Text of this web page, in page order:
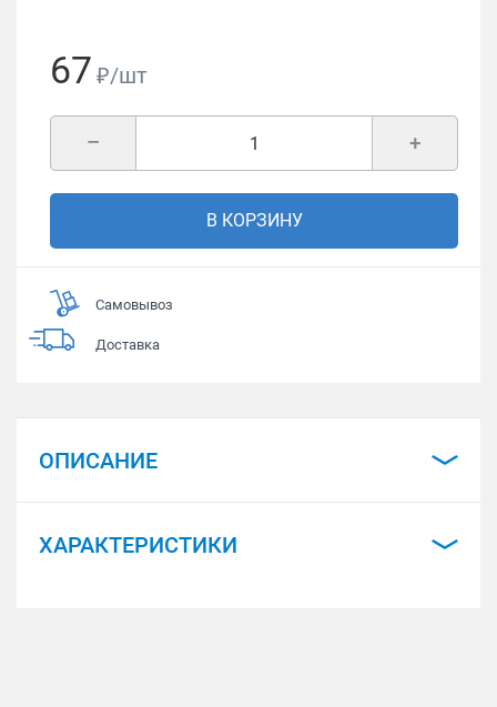
67 ₽/шт
+
–
В КОРЗИНУ
Самовывоз
Доставка
ОПИСАНИЕ
ХАРАКТЕРИСТИКИ